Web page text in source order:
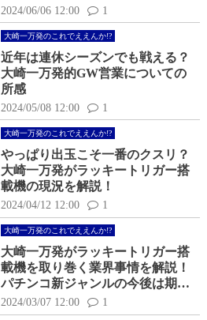
2024/06/06 12:00 1
大崎一万発のこれでええんか!?
近年は連休シーズンでも戦える？
大崎一万発的GW営業についての
所感
2024/05/08 12:00 1
大崎一万発のこれでええんか!?
やっぱり出玉こそ一番のクスリ？
大崎一万発がラッキートリガー搭
載機の現況を解説！
2024/04/12 12:00 1
大崎一万発のこれでええんか!?
大崎一万発がラッキートリガー搭
載機を取り巻く業界事情を解説！
パチンコ新ジャンルの今後は期待
大？
2024/03/07 12:00 1